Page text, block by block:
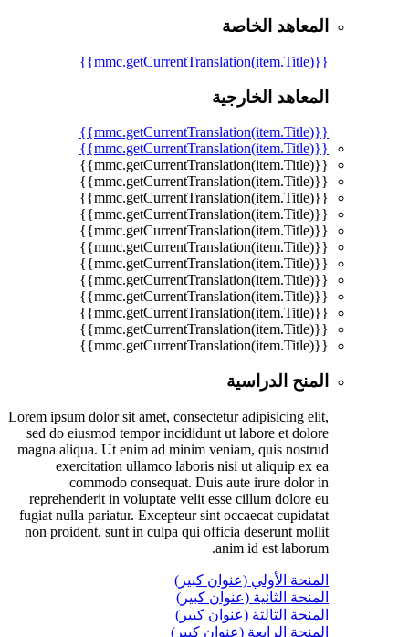
المعاهد الخاصة
{{mmc.getCurrentTranslation(item.Title)}}
المعاهد الخارجية
{{mmc.getCurrentTranslation(item.Title)}}
{{mmc.getCurrentTranslation(item.Title)}}
{{mmc.getCurrentTranslation(item.Title)}}
{{mmc.getCurrentTranslation(item.Title)}}
{{mmc.getCurrentTranslation(item.Title)}}
{{mmc.getCurrentTranslation(item.Title)}}
{{mmc.getCurrentTranslation(item.Title)}}
{{mmc.getCurrentTranslation(item.Title)}}
{{mmc.getCurrentTranslation(item.Title)}}
{{mmc.getCurrentTranslation(item.Title)}}
{{mmc.getCurrentTranslation(item.Title)}}
{{mmc.getCurrentTranslation(item.Title)}}
{{mmc.getCurrentTranslation(item.Title)}}
{{mmc.getCurrentTranslation(item.Title)}}
المنح الدراسية
Lorem ipsum dolor sit amet, consectetur adipisicing elit,
sed do eiusmod tempor incididunt ut labore et dolore
magna aliqua. Ut enim ad minim veniam, quis nostrud
exercitation ullamco laboris nisi ut aliquip ex ea
commodo consequat. Duis aute irure dolor in
reprehenderit in voluptate velit esse cillum dolore eu
fugiat nulla pariatur. Excepteur sint occaecat cupidatat
non proident, sunt in culpa qui officia deserunt mollit
anim id est laborum.
المنحة الأولي (عنوان كبير)
المنحة الثانية (عنوان كبير)
المنحة الثالثة (عنوان كبير)
المنحة الرابعة (عنوان كبير)